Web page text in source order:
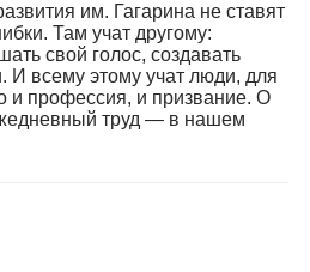
им. Гагарина не ставят
Там учат другому:
свой голос, создавать
И всему этому учат люди, для
и профессия, и призвание. О
труд — в нашем